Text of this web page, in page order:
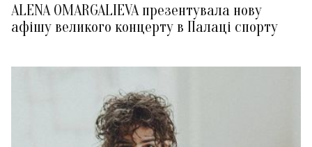
ALENA OMARGALIEVA презентувала нову
афішу великого концерту в Палаці спорту